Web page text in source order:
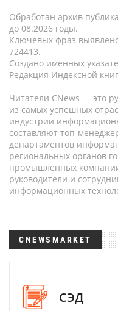
Обработан архив
до 08.2026 годы.
Ключевых фраз
724413.
Создано именных
Редакция Индексной
Читатели CNews — это
из самых успешных
индустрии
составляют топ-
департаментов
региональных органов
промышленных
руководители и
информационных
CNEWSMARKET
СЭД